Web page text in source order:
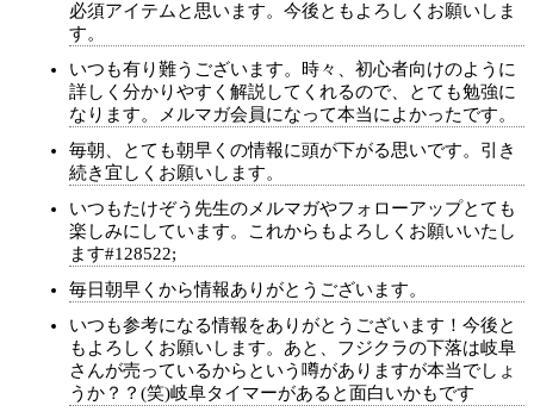
必須アイテムと思います。今後ともよろしくお願いしま
す。
いつも有り難うございます。時々、初心者向けのように
詳しく分かりやすく解説してくれるので、とても勉強に
なります。メルマガ会員になって本当によかったです。
毎朝、とても朝早くの情報に頭が下がる思いです。引き
続き宜しくお願いします。
いつもたけぞう先生のメルマガやフォローアップとても
楽しみにしています。これからもよろしくお願いいたし
ます#128522;
毎日朝早くから情報ありがとうございます。
いつも参考になる情報をありがとうございます！今後と
もよろしくお願いします。あと、フジクラの下落は岐阜
さんが売っているからという噂がありますが本当でしょ
うか？？(笑)岐阜タイマーがあると面白いかもです